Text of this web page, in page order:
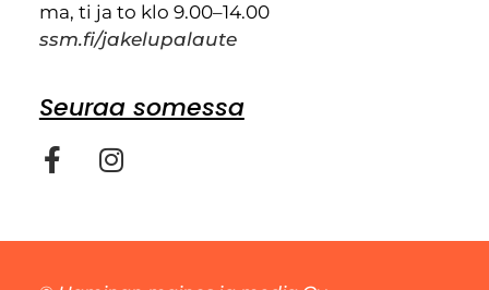
ma, ti ja to klo 9.00–14.00
ssm.fi/jakelupalaute
Seuraa somessa